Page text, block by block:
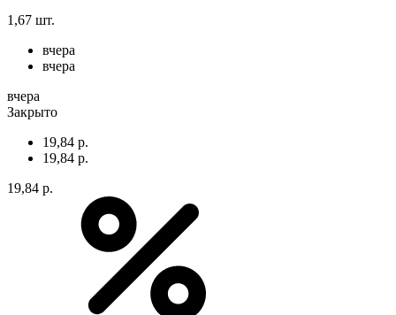
1,67 шт.
вчера
вчера
вчера
Закрыто
19,84 р.
19,84 р.
19,84 р.